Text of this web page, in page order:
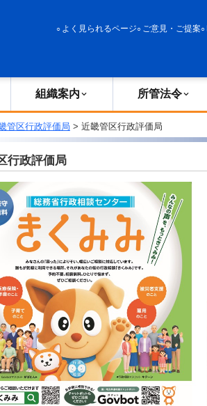
よく見られるページ ご意見・ご提案
組織案内 所管法令
管区行政評価局 > 近畿管区行政評価局
行政評価局